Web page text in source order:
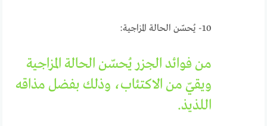
10- يُحسّن الحالة المزاجية:
من فوائد الجزر يُحسّن الحالة المزاجية
ويقيّ من الاكتئاب، وذلك بفضل مذاقه
اللذيذ.